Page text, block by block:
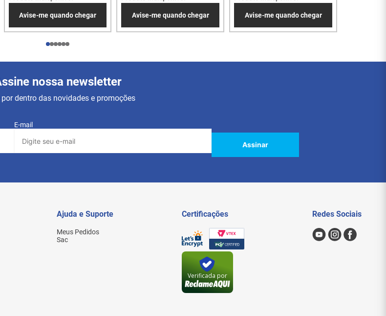
Avise-me quando chegar Avise-me quando chegar Avise-me quando chegar
nossa newsletter
por dentro das novidades e promoções
E-mail
Assinar
Ajuda e Suporte
Meus Pedidos
Sac
Certificações
Verificada por
Redes Sociais